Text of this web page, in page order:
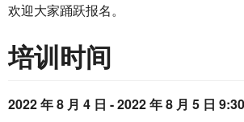
欢迎大家踊跃报名。
培训时间
2022 年 8 月 4 日 - 2022 年 8 月 5 日